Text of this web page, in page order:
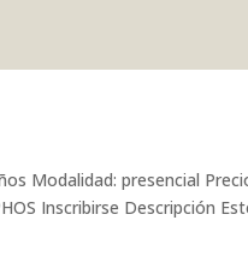
Modalidad: presencial
Inscribirse Descripción